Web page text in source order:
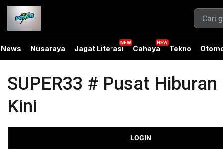
News Nusaraya Jagat Literasi Cahaya Tekno
SUPER33 # Pusat
Kini
LOGIN